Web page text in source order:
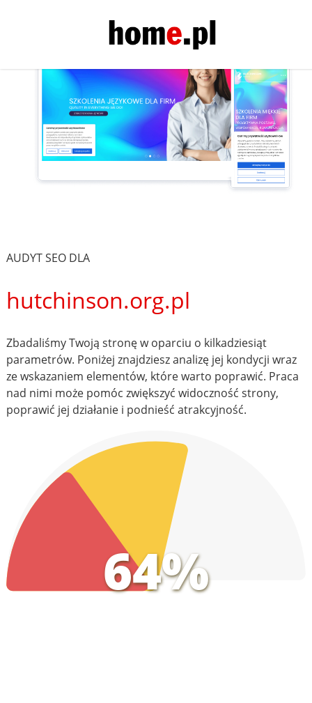
AUDYT SEO DLA
hutchinson.org.pl
Zbadaliśmy Twoją stronę w oparciu o kilkadziesiąt
parametrów. Poniżej znajdziesz analizę jej kondycji wraz
ze wskazaniem elementów, które warto poprawić. Praca
nad nimi może pomóc zwiększyć widoczność strony,
poprawić jej działanie i podnieść atrakcyjność.
64%